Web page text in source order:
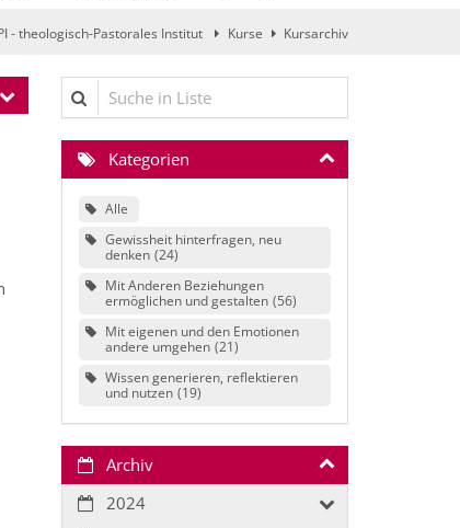
- theologisch-Pastorales Institut Kurse Kursarchiv
Suche in Liste
Kategorien
Alle
Gewissheit hinterfragen, neu
denken 24
Mit Anderen Beziehungen
ermöglichen und gestalten 56
Mit eigenen und den Emotionen
andere umgehen 21
Wissen generieren, reflektieren
und nutzen 19
Archiv
2024